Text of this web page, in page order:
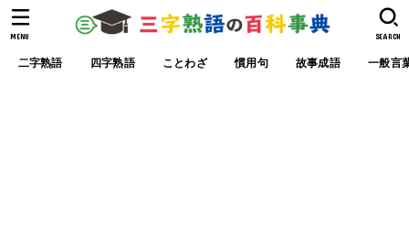
二字熟語 四字熟語 ことわざ 慣用句 故事成語 一般言
SEARCH
MENU